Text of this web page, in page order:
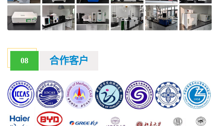
08 合作客户